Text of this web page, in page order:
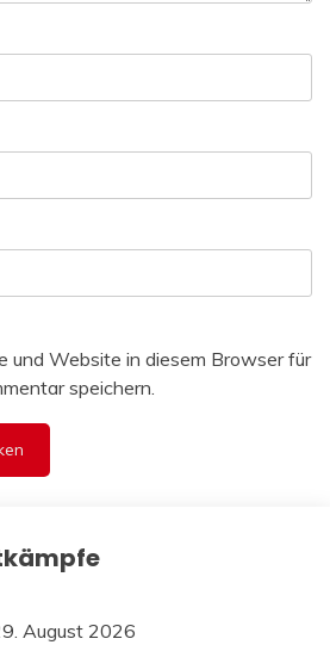
und Website in diesem Browser für
speichern.
August 2026